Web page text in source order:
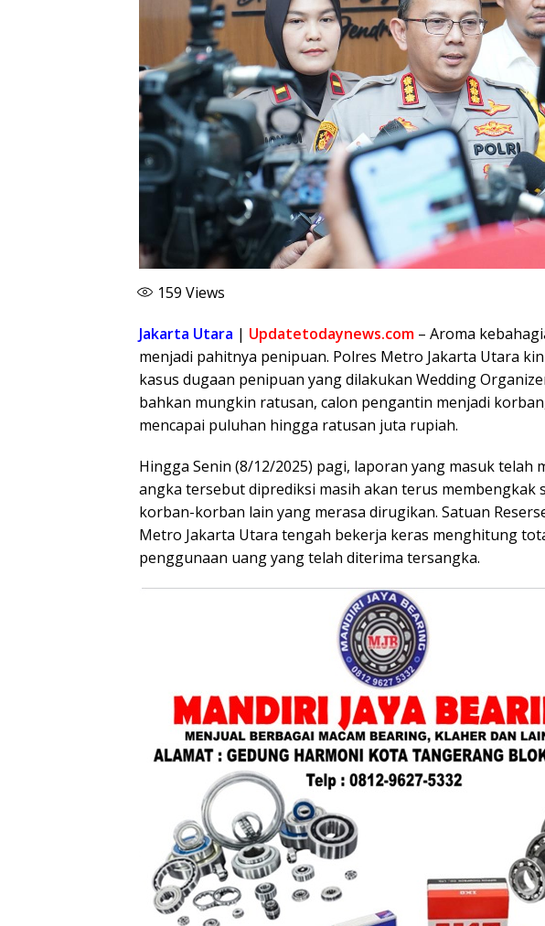
159 Views
Jakarta Utara | Updatetodaynews.com – Aroma
menjadi pahitnya penipuan. Polres Metro Jakarta Utara
kasus dugaan penipuan yang dilakukan Wedding
bahkan mungkin ratusan, calon pengantin menjadi
mencapai puluhan hingga ratusan juta rupiah.
Hingga Senin (8/12/2025) pagi, laporan yang masuk telah
angka tersebut diprediksi masih akan terus membengkak
korban-korban lain yang merasa dirugikan. Satuan
Metro Jakarta Utara tengah bekerja keras menghitung
penggunaan uang yang telah diterima tersangka.